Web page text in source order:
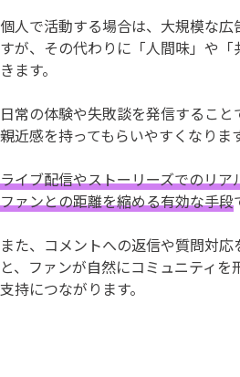
個人で活動する場合は、大規模な広
すが、その代わりに「人間味」や「
きます。
日常の体験や失敗談を発信すること
親近感を持ってもらいやすくなります
ライブ配信やストーリーズでのリア
ファンとの距離を縮める有効な手段
また、コメントへの返信や質問対応
と、ファンが自然にコミュニティを
支持につながります。